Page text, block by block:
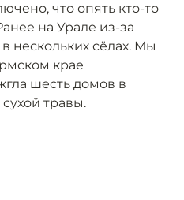
что опять кто-то
на Урале из-за
нескольких сёлах. Мы
крае
шесть домов в
травы.